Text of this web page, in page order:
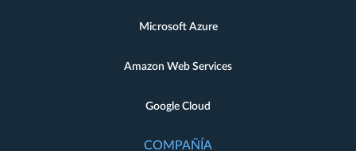
Microsoft Azure
Amazon Web Services
Google Cloud
COMPAÑÍA